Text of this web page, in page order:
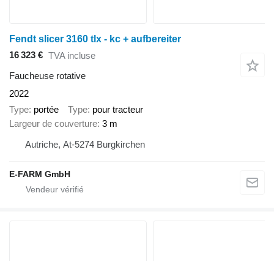
Fendt slicer 3160 tlx - kc + aufbereiter
16 323 € TVA incluse
Faucheuse rotative
2022
Type portée Type pour tracteur
Largeur de couverture 3 m
Autriche, At-5274 Burgkirchen
E-FARM GmbH